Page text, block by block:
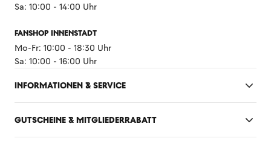
Sa: 10:00 - 14:00 Uhr
FANSHOP INNENSTADT
Mo-Fr: 10:00 - 18:30 Uhr
Sa: 10:00 - 16:00 Uhr
INFORMATIONEN & SERVICE
GUTSCHEINE & MITGLIEDERRABATT